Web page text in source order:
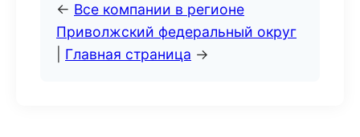
← Все компании в регионе
Приволжский федеральный округ
Главная страница →